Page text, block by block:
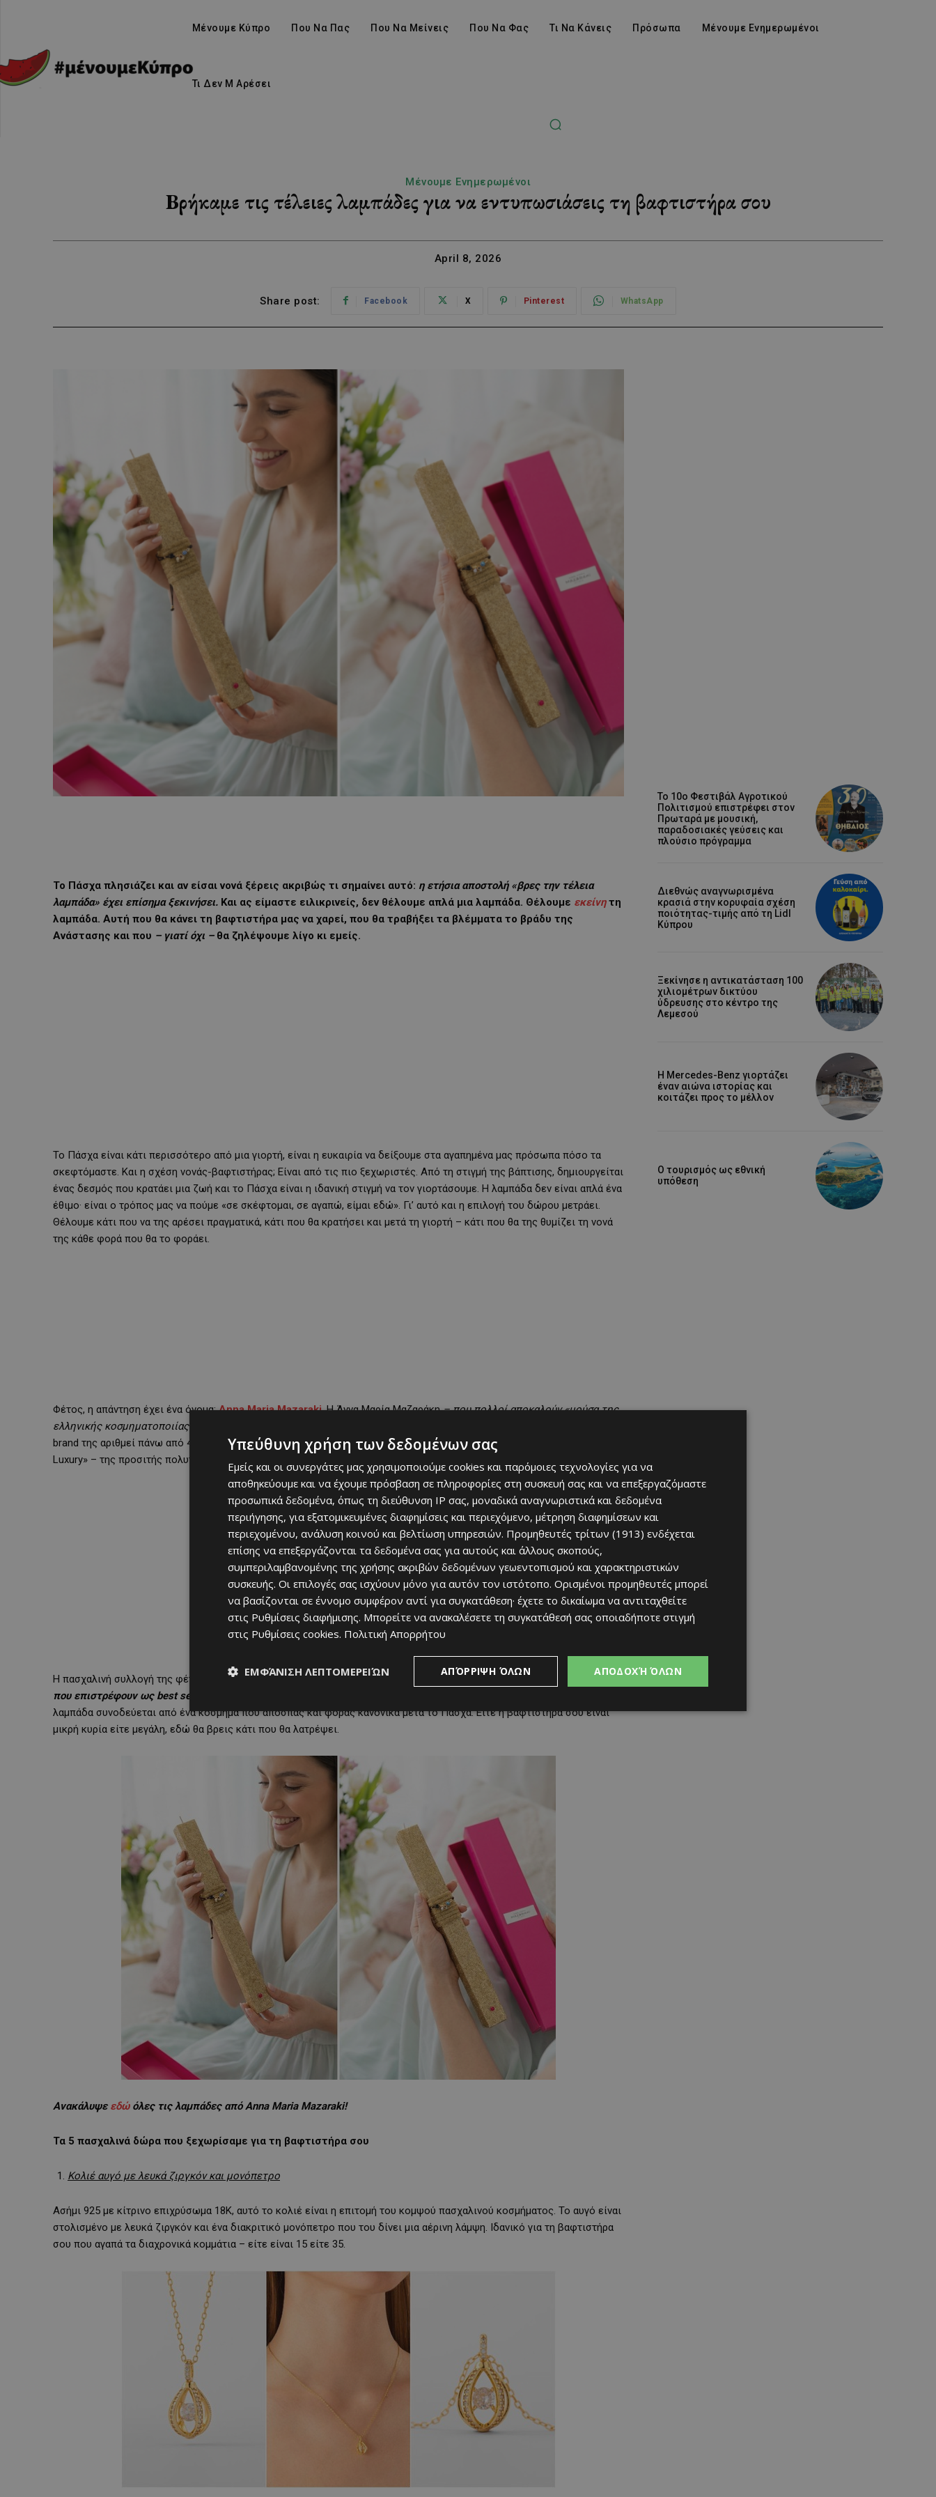
Μένουμε Κύπρο Που Να Πας Που Να Μείνεις Που Να Φας Τι Να Κάνεις Πρόσωπα Μένουμε Ενημερωμένοι
Τι Δεν Μ Αρέσει
Μένουμε Ενημερωμένοι
Βρήκαμε τις τέλειες λαμπάδες για να εντυπωσιάσεις τη βαφτιστήρα σου
April 8, 2026
Share post: Facebook X Pinterest WhatsApp
Το Πάσχα πλησιάζει και αν είσαι νονά ξέρεις ακριβώς τι σημαίνει αυτό: η ετήσια αποστολή «βρες την τέλεια
λαμπάδα» έχει επίσημα ξεκινήσει. Και ας είμαστε ειλικρινείς, δεν θέλουμε απλά μια λαμπάδα. Θέλουμε εκείνητη
λαμπάδα. Αυτή που θα κάνει τη βαφτιστήρα μας να χαρεί, που θα τραβήξει τα βλέμματα το βράδυ της
Ανάστασης και που – γιατί όχι –θα ζηλέψουμε λίγο κι εμείς.
Το Πάσχα είναι κάτι περισσότερο από μια γιορτή, είναι η ευκαιρία να δείξουμε στα αγαπημένα μας πρόσωπα πόσο τα
σκεφτόμαστε. Και η σχέση νονάς-βαφτιστήρας; Είναι από τις πιο ξεχωριστές. Από τη στιγμή της βάπτισης, δημιουργείται
ένας δεσμός που κρατάει μια ζωή και το Πάσχα είναι η ιδανική στιγμή να τον γιορτάσουμε. Η λαμπάδα δεν είναι απλά ένα
έθιμο· είναι ο τρόπος μας να πούμε «σε σκέφτομαι, σε αγαπώ, είμαι εδώ». Γι’ αυτό και η επιλογή του δώρου μετράει.
Θέλουμε κάτι που να της αρέσει πραγματικά, κάτι που θα κρατήσει και μετά τη γιορτή – κάτι που θα της θυμίζει τη νονά
της κάθε φορά που θα το φοράει.
Φέτος, η απάντηση έχει ένα όνομα:Anna Maria Mazaraki. Η Άννα Μαρία Μαζαράκη– που πολλοί αποκαλούν «μούσα της
ελληνικής κοσμηματοποιίας» –
brand της αριθμεί πάνω από 40 καταστήματα σε Ελλάδα και Κύπρο και έχει καθιερωθεί ως συνώνυμο της «Affordable
Luxury» – της προσιτής πολυτέλειας.
Η πασχαλινή συλλογή της φέτος είναι ακριβώς αυτό που χρειαζόμασταν για τις βαφτιστήρες μας:κολιέ-αυγά με ζιργκόν
που επιστρέφουν ως bestsellers
λαμπάδα συνοδεύεται από ένα κόσμημα που αποσπάς και φοράς κανονικά μετά το Πάσχα. Είτε η βαφτιστήρα σου είναι
μικρή κυρία είτε μεγάλη, εδώ θα βρεις κάτι που θα λατρέψει.
Ανακάλυψε εδώόλες τις λαμπάδες από AnnaMariaMazaraki!
Τα 5 πασχαλινά δώρα που ξεχωρίσαμε για τη βαφτιστήρα σου
Κολιέ αυγό με λευκά ζιργκόν και μονόπετρο
Ασήμι 925 με κίτρινο επιχρύσωμα 18Κ, αυτό το κολιέ είναι η επιτομή του κομψού πασχαλινού κοσμήματος. Το αυγό είναι
στολισμένο με λευκά ζιργκόν και ένα διακριτικό μονόπετρο που του δίνει μια αέρινη λάμψη. Ιδανικό για τη βαφτιστήρα
σου που αγαπά τα διαχρονικά κομμάτια – είτε είναι 15 είτε 35.
Το 10ο Φεστιβάλ Αγροτικού
Πολιτισμού επιστρέφει στον
Πρωταρά με μουσική,
παραδοσιακές γεύσεις και
πλούσιο πρόγραμμα
Διεθνώς αναγνωρισμένα
κρασιά στην κορυφαία σχέση
ποιότητας-τιμής από τη Lidl
Κύπρου
Ξεκίνησε η αντικατάσταση 100
χιλιομέτρων δικτύου
ύδρευσης στο κέντρο της
Λεμεσού
Η Mercedes-Benz γιορτάζει
έναν αιώνα ιστορίας και
κοιτάζει προς το μέλλον
Ο τουρισμός ως εθνική
υπόθεση
Υπεύθυνη χρήση των δεδομένων σας
Εμείς και οι συνεργάτες μας χρησιμοποιούμε cookies και παρόμοιες τεχνολογίες για να
αποθηκεύουμε και να έχουμε πρόσβαση σε πληροφορίες στη συσκευή σας και να επεξεργαζόμαστε
προσωπικά δεδομένα, όπως τη διεύθυνση IP σας, μοναδικά αναγνωριστικά και δεδομένα
περιήγησης, για εξατομικευμένες διαφημίσεις και περιεχόμενο, μέτρηση διαφημίσεων και
περιεχομένου, ανάλυση κοινού και βελτίωση υπηρεσιών. Προμηθευτές τρίτων (1913) ενδέχεται
επίσης να επεξεργάζονται τα δεδομένα σας για αυτούς και άλλους σκοπούς,
συμπεριλαμβανομένης της χρήσης ακριβών δεδομένων γεωεντοπισμού και χαρακτηριστικών
συσκευής. Οι επιλογές σας ισχύουν μόνο για αυτόν τον ιστότοπο. Ορισμένοι προμηθευτές μπορεί
να βασίζονται σε έννομο συμφέρον αντί για συγκατάθεση· έχετε το δικαίωμα να αντιταχθείτε
στις Ρυθμίσεις διαφήμισης. Μπορείτε να ανακαλέσετε τη συγκατάθεσή σας οποιαδήποτε στιγμή
στις Ρυθμίσεις cookies. Πολιτική Απορρήτου
ΑΠΟΔΟΧΉ ΌΛΩΝ
ΑΠΌΡΡΙΨΗ ΌΛΩΝ
ΕΜΦΆΝΙΣΗ ΛΕΠΤΟΜΕΡΕΙΏΝ